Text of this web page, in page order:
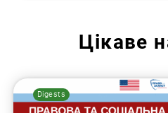
Цікаве
Digests